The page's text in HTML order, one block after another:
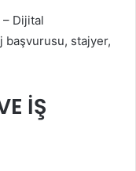
– Dijital
başvurusu, stajyer,
İŞ